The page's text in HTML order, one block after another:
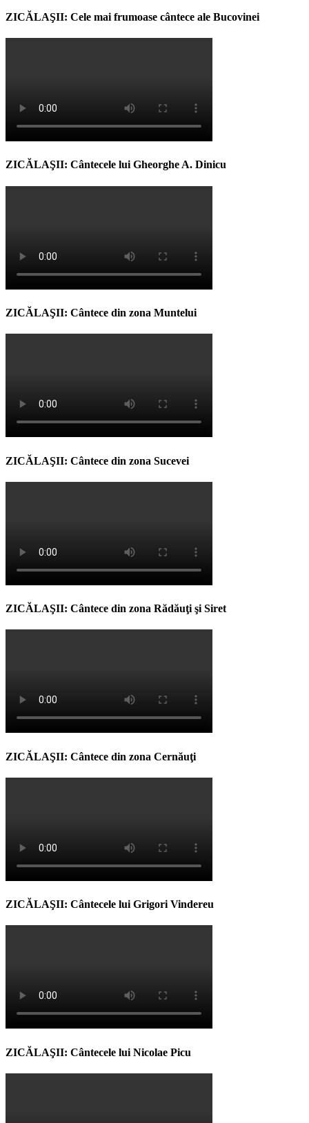
ZICĂLAŞII: Cele mai frumoase cântece ale Bucovinei
ZICĂLAŞII: Cântecele lui Gheorghe A. Dinicu
ZICĂLAŞII: Cântece din zona Muntelui
ZICĂLAŞII: Cântece din zona Sucevei
ZICĂLAŞII: Cântece din zona Rădăuţi şi Siret
ZICĂLAŞII: Cântece din zona Cernăuţi
ZICĂLAŞII: Cântecele lui Grigori Vindereu
ZICĂLAŞII: Cântecele lui Nicolae Picu